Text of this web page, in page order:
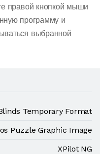
правой кнопкой мыши
программу и
выбранной
Temporary Format
Puzzle Graphic Image
XPilot NG